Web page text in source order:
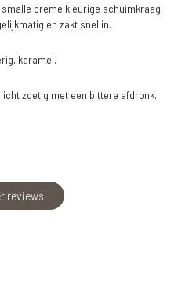
smalle crème kleurige schuimkraag.
en zakt snel in.
karamel.
zoetig met een bittere afdronk.
reviews